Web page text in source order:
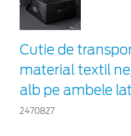
Cutie de
material textil
alb pe ambele
2470827